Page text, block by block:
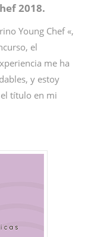
2018.
Young Chef «,
el
me ha
y estoy
título en mi